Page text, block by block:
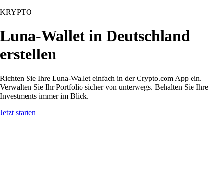
KRYPTO
Luna-Wallet in Deutschland
erstellen
Richten Sie Ihre Luna-Wallet einfach in der Crypto.com App ein.
Verwalten Sie Ihr Portfolio sicher von unterwegs. Behalten Sie Ihre
Investments immer im Blick.
Jetzt starten